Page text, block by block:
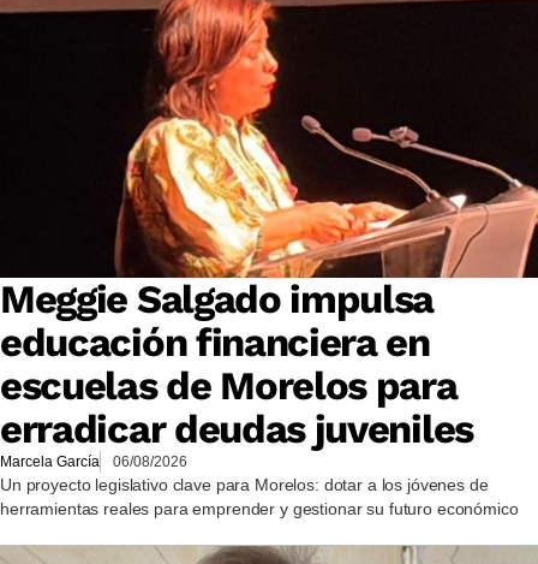
Meggie Salgado impulsa
educación financiera en
escuelas de Morelos para
erradicar deudas juveniles
Marcela García 06/08/2026
Un proyecto legislativo clave para Morelos: dotar a los jóvenes de
herramientas reales para emprender y gestionar su futuro económico